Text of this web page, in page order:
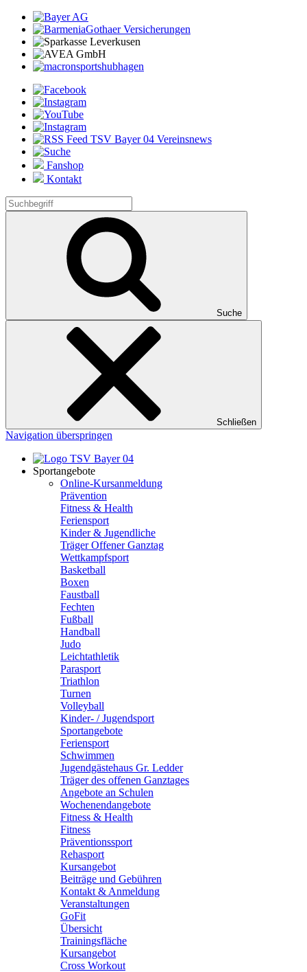
Fanshop
Kontakt
Suche
Schließen
Navigation überspringen
Sportangebote
Online-Kursanmeldung
Prävention
Fitness & Health
Feriensport
Kinder & Jugendliche
Träger Offener Ganztag
Wettkampfsport
Basketball
Boxen
Faustball
Fechten
Fußball
Handball
Judo
Leichtathletik
Parasport
Triathlon
Turnen
Volleyball
Kinder- / Jugendsport
Sportangebote
Feriensport
Schwimmen
Jugendgästehaus Gr. Ledder
Träger des offenen Ganztages
Angebote an Schulen
Wochenendangebote
Fitness & Health
Fitness
Präventionssport
Rehasport
Kursangebot
Beiträge und Gebühren
Kontakt & Anmeldung
Veranstaltungen
GoFit
Übersicht
Trainingsfläche
Kursangebot
Cross Workout